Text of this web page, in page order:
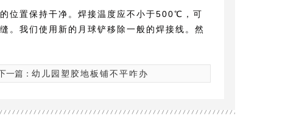
位置保持干净。焊接温度应不小于500℃，可
。我们使用新的月球铲移除一般的焊接线。然
一篇： 幼儿园塑胶地板铺不平咋办